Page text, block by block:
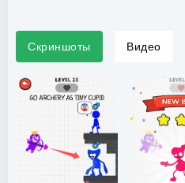
Скриншоты Видео